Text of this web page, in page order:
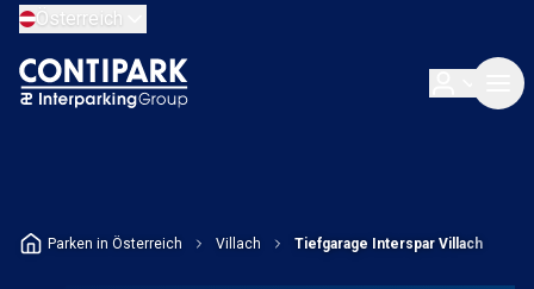
Österreich
Parken in Österreich Villach Tiefgarage Interspar Villach